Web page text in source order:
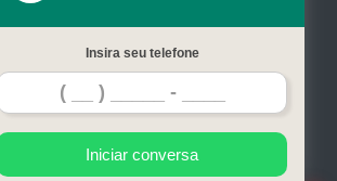
Contato
Mapa do site
Insira seu telefone
Iniciar conversa